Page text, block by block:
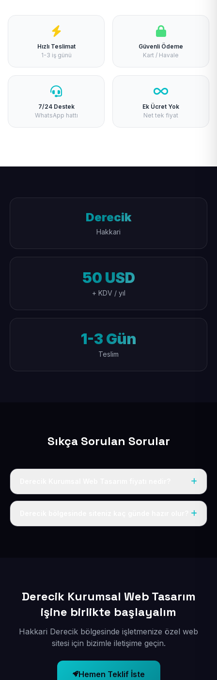
Hızlı Teslimat
1-3 iş günü
Güvenli Ödeme
Kart / Havale
7/24 Destek
WhatsApp hattı
Ek Ücret Yok
Net tek fiyat
Derecik
Hakkari
50 USD
+ KDV / yıl
1-3 Gün
Teslim
Sıkça Sorulan Sorular
Tek fiyat uygulanır: yıllık 50 USD + KDV. Bu bedele alan
Derecik Kurumsal Web Tasarım
işine birlikte başlayalım
Hakkari Derecik bölgesinde işletmenize özel web
sitesi için bizimle iletişime geçin.
Hemen Teklif İste